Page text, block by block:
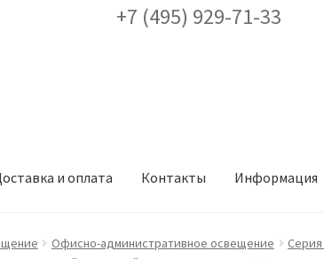
+7 (495) 929-71-33
и оплата Контакты Информация
Доставка и оплата Заказ проекта освещения
Офисно-административное освещение Серия